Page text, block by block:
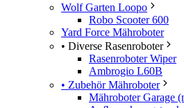
Wolf Garten Loopo
Robo Scooter 600
Yard Force Mähroboter
• Diverse Rasenroboter
Rasenroboter Wiper
Ambrogio L60B
• Zubehör Mähroboter
Mähroboter Garage